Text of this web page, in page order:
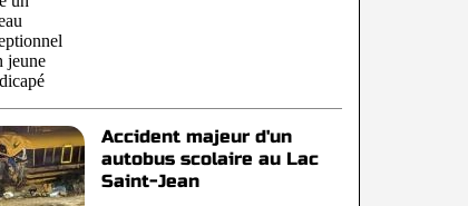
Accident majeur d'un
autobus scolaire au Lac
Saint-Jean